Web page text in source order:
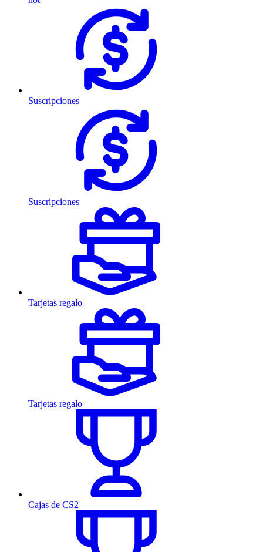
Suscripciones
Suscripciones
Tarjetas regalo
Tarjetas regalo
Cajas de CS2